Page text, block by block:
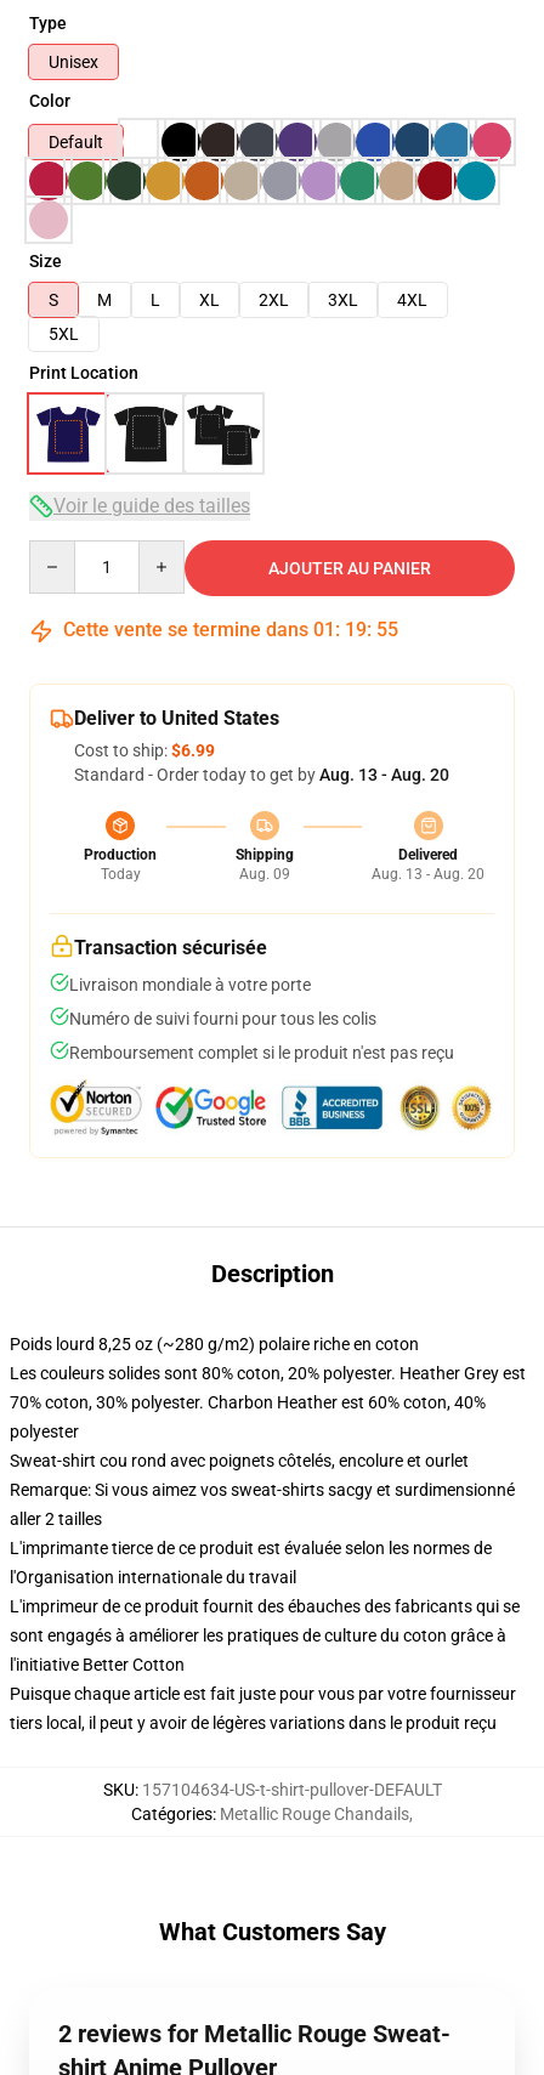
Type
Unisex
Color
Default
Size
S
M L XL 2XL 3XL
4XL
5XL
Print Location
Voir le guide des tailles
AJOUTER AU PANIER
Cette vente se termine dans 01 : 19: 54
Deliver to United States
Cost to ship:$6.99
Standard - Order today to get byAug. 13 - Aug. 20
Production
Today
Shipping
Aug. 09
Delivered
Aug. 13 - Aug. 20
Transaction sécurisée
Livraison mondiale à votre porte
Numéro de suivi fourni pour tous les colis
Remboursement complet si le produit n'est pas reçu
Description
Poids lourd 8,25 oz (~280 g/m2) polaire riche en coton
Les couleurs solides sont 80% coton, 20% polyester. Heather Grey est
70% coton, 30% polyester. Charbon Heather est 60% coton, 40%
polyester
Sweat-shirt cou rond avec poignets côtelés, encolure et ourlet
Remarque: Si vous aimez vos sweat-shirts sacgy et surdimensionné
aller 2 tailles
L'imprimante tierce de ce produit est évaluée selon les normes de
l'Organisation internationale du travail
L'imprimeur de ce produit fournit des ébauches des fabricants qui se
sont engagés à améliorer les pratiques de culture du coton grâce à
l'initiative Better Cotton
Puisque chaque article est fait juste pour vous par votre fournisseur
tiers local, il peut y avoir de légères variations dans le produit reçu
SKU: 157104634-US-t-shirt-pullover-DEFAULT
Catégories: Metallic Rouge Chandails,
What Customers Say
2 reviews for Metallic Rouge Sweat-
shirt Anime Pullover